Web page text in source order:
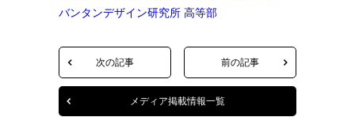
バンタンデザイン研究所 高等部
次の記事 前の記事
メディア掲載情報一覧